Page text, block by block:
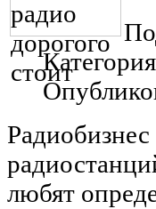
Радиобизнес
любят